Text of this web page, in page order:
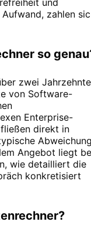
und
zahlen
so
zwei
von Software-
Enterprise-
direkt in
Angebot liegt
wie detailliert die
konkretisiert